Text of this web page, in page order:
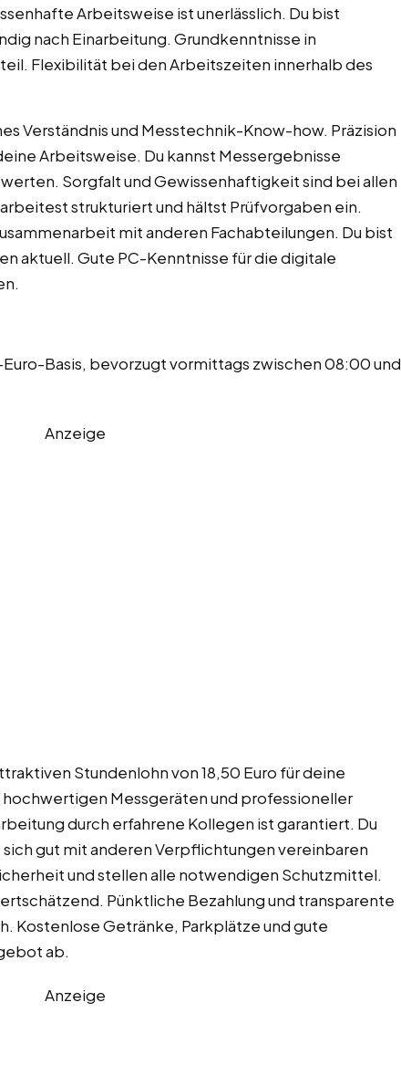
Arbeitsweise ist unerlässlich. Du bist
nach Einarbeitung. Grundkenntnisse in
Flexibilität bei den Arbeitszeiten innerhalb des
Verständnis und Messtechnik-Know-how. Präzision
Arbeitsweise. Du kannst Messergebnisse
Sorgfalt und Gewissenhaftigkeit sind bei allen
strukturiert und hältst Prüfvorgaben ein.
mit anderen Fachabteilungen. Du bist
aktuell. Gute PC-Kenntnisse für die digitale
Basis, bevorzugt vormittags zwischen 08:00 und
Anzeige
Stundenlohn von 18,50 Euro für deine
Messgeräten und professioneller
durch erfahrene Kollegen ist garantiert. Du
gut mit anderen Verpflichtungen vereinbaren
und stellen alle notwendigen Schutzmittel.
Pünktliche Bezahlung und transparente
Kostenlose Getränke, Parkplätze und gute
ab.
Anzeige